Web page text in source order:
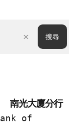
南光大廈分行
of